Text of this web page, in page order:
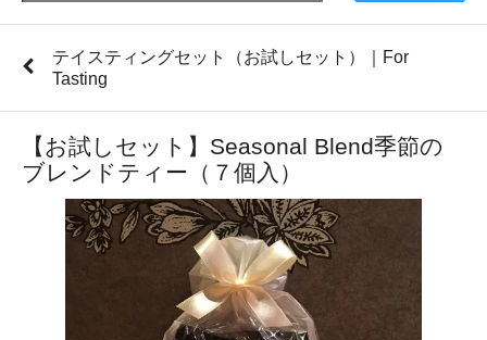
テイスティングセット（お試しセット）｜For
Tasting
【お試しセット】Seasonal Blend季節の
ブレンドティー（７個入）